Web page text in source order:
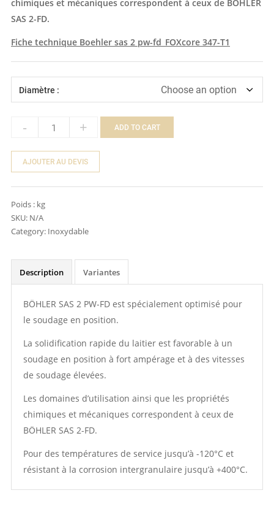
chimiques et mécaniques correspondent à ceux de BÖHLER
SAS 2-FD.
Fiche technique Boehler sas 2 pw-fd_FOXcore 347-T1
Diamètre :
- + ADD TO CART
AJOUTER AU DEVIS
Poids : kg
SKU: N/A
Category: Inoxydable
Description Variantes
BÖHLER SAS 2 PW-FD est spécialement optimisé pour
le soudage en position.
La solidification rapide du laitier est favorable à un
soudage en position à fort ampérage et à des vitesses
de soudage élevées.
Les domaines d’utilisation ainsi que les propriétés
chimiques et mécaniques correspondent à ceux de
BÖHLER SAS 2-FD.
Pour des températures de service jusqu’à -120°C et
résistant à la corrosion intergranulaire jusqu’à +400°C.